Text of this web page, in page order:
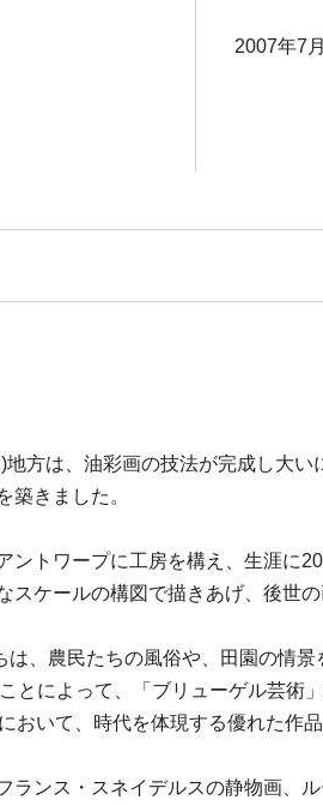
2007年7
方は、油彩画の技法が完成し大
築きました。
トワープに工房を構え、生涯に
ケールの構図で描きあげ、後世
、農民たちの風俗や、田園の情
とによって、「ブリューゲル芸術
いて、時代を体現する優れた作品
ンス・スネイデルスの静物画、